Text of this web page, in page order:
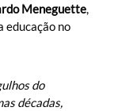
Meneguette,
educação no
do
décadas,